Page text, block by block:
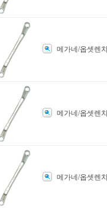
메가네/옵셋렌
메가네/옵셋렌
메가네/옵셋렌